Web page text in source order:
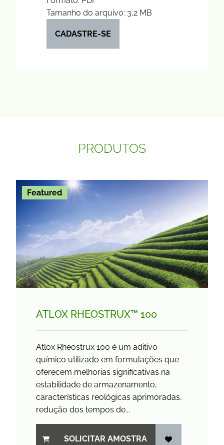
Tamanho do arquivo: 3,2 MB
CADASTRE-SE
PRODUTOS
Featured
ATLOX RHEOSTRUX™ 100
Atlox Rheostrux 100 é um aditivo
químico utilizado em formulações que
oferecem melhorias significativas na
estabilidade de armazenamento,
características reológicas aprimoradas,
redução dos tempos de...
SOLICITAR AMOSTRA